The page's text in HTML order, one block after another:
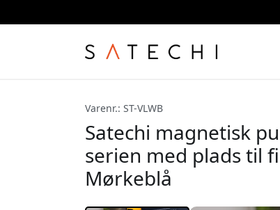
Varenr.: ST-VLWB
Satechi magnetisk
serien med plads til
Mørkeblå